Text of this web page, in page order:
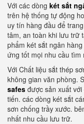
Với các dòng két sắt
trên hệ thống tự động
uy tín hàng đầu để
tâm, an toàn khi lưu trữ
phẩm két sắt ngân
ứng tốt mọi nhu cầu tìm
Với Chất liệu sắt thép
không gian văn phòng.
safes được sản xuất
tiến. các dòng két sắt
sơn chống trầy xước.
nhất nhu cầu lưu trữ.